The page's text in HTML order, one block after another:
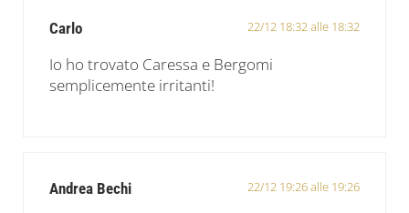
Carlo 22/12 18:32 alle 18:32
Io ho trovato Caressa e Bergomi
semplicemente irritanti!
Andrea Bechi 22/12 19:26 alle 19:26